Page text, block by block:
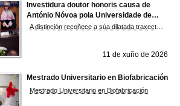
Investidura doutor honoris causa de
António Nóvoa pola Universidade de
Vigo
11 de xuño de 2026
Mestrado Universitario en Biofabricación
Mestrado Universitario en Biofabricación